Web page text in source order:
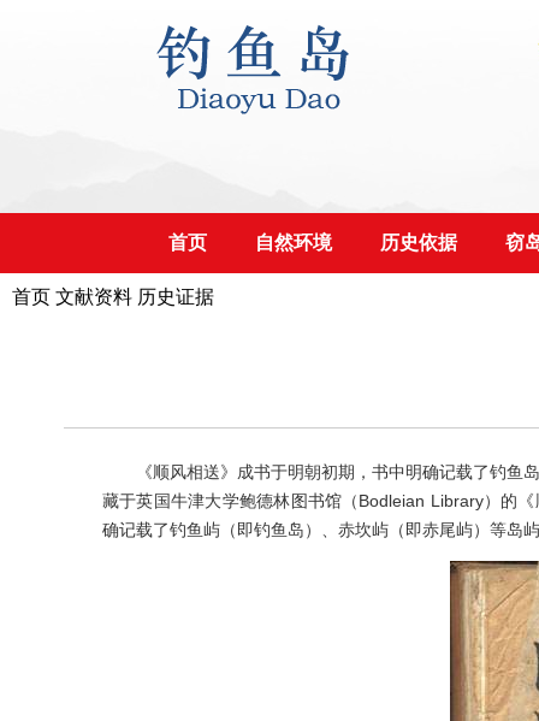
首页 自然环境 历史依据 窃
首页 文献资料 历史证据
《顺风相送》成书于明朝初期，书中明确记载了钓鱼
藏于英国牛津大学鲍德林图书馆（Bodleian Library）的
确记载了钓鱼屿（即钓鱼岛）、赤坎屿（即赤尾屿）等岛